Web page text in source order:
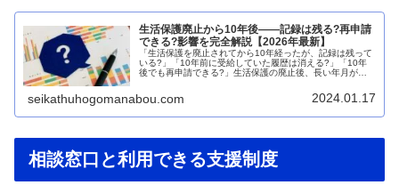
生活保護廃止から10年後——記録は残る?再申請
できる?影響を完全解説【2026年最新】
「生活保護を廃止されてから10年経ったが、記録は残って
いる?」「10年前に受給していた履歴は消える?」「10年
後でも再申請できる?」生活保護の廃止後、長い年月が経
seikathuhogomanabou.com 2024.01.17
相談窓口と利用できる支援制度